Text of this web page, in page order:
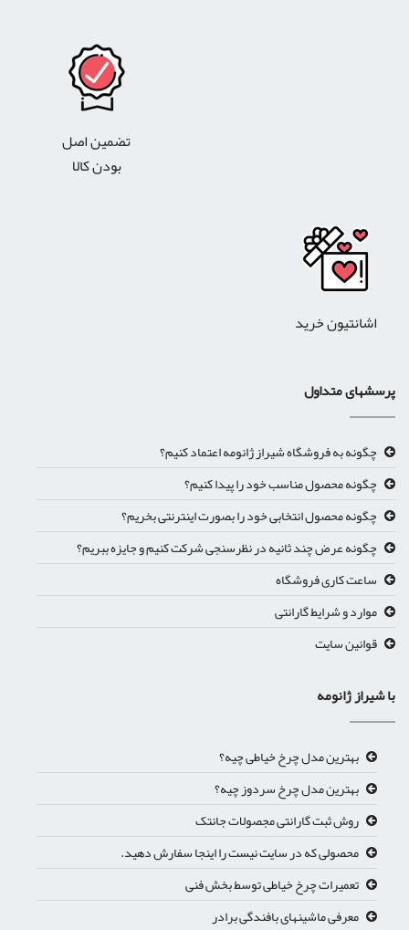
تضمین اصل
بودن کالا
اشانتیون خرید
پرسشهای متداول
چگونه به فروشگاه شیراز ژانومه اعتماد کنیم؟
چگونه محصول مناسب خود را پیدا کنیم؟
چگونه محصول انتخابی خود را بصورت اینترنتی بخریم؟
چگونه عرض چند ثانیه در نظرسنجی شرکت کنیم و جایزه ببریم؟
ساعت کاری فروشگاه
موارد و شرایط گارانتی
قوانین سایت
با شیراز ژانومه
بهترین مدل چرخ خیاطی چیه؟
بهترین مدل چرخ سردوز چیه؟
روش ثبت گارانتی مجصولات جانتک
محصولی که در سایت نیست را اینجا سفارش دهید.
تعمیرات چرخ خیاطی توسط بخش فنی
معرفی ماشینهای بافندگی برادر